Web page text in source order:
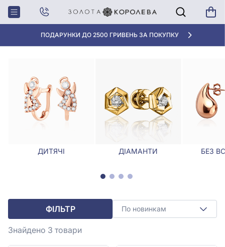
ПОДАРУНКИ ДО 2500 ГРИВЕНЬ ЗА ПОКУПКУ
Головна Сережки Срібні сережки з аметистами
СРІБНІ СЕРЕЖКИ З АМЕТИСТАМИ
ДИТЯЧІ ДІАМАНТИ БЕЗ
ФІЛЬТР По новинкам
Знайдено 3 товари